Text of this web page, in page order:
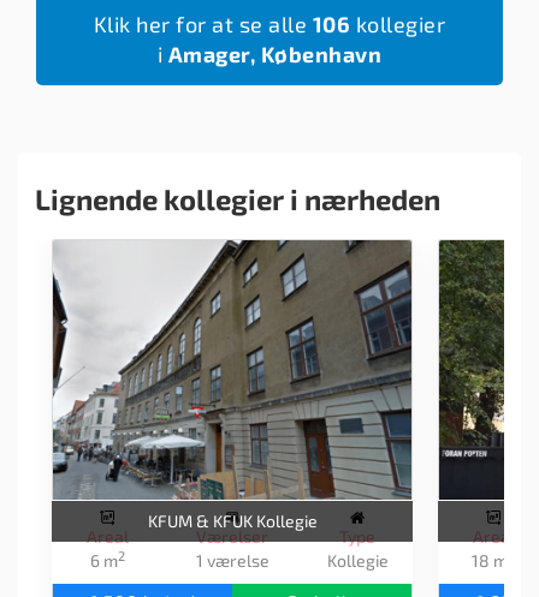
Klik her for at se alle 106 kollegier
i Amager, København
Lignende kollegier i nærheden
KFUM & KFUK Kollegie
Areal
6 m2
Værelser
1 værelse
Type
Kollegie
Areal
18 m